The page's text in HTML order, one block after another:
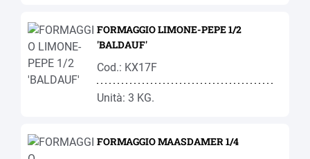
FORMAGGIO LIMONE-PEPE 1/2
'BALDAUF'
Cod.: KX17F
Unità: 3 KG.
FORMAGGIO MAASDAMER 1/4